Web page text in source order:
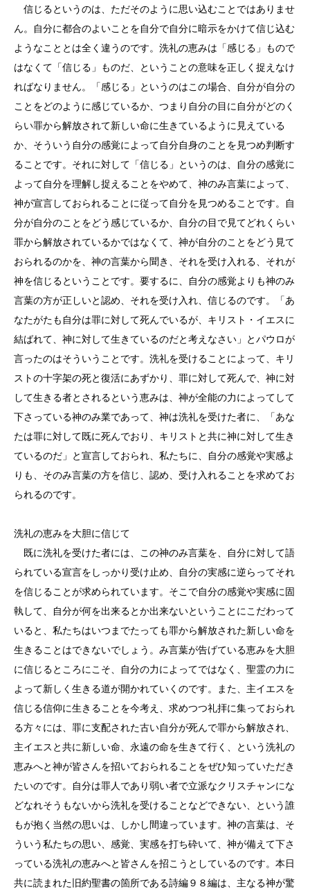
信じるというのは、ただそのように思い込むことではありませ
ん。自分に都合のよいことを自分で自分に暗示をかけて信じ込む
ようなこととは全く違うのです。洗礼の恵みは「感じる」もので
はなくて「信じる」ものだ、ということの意味を正しく捉えなけ
ればなりません。「感じる」というのはこの場合、自分が自分の
ことをどのように感じているか、つまり自分の目に自分がどのく
らい罪から解放されて新しい命に生きているように見えている
か、そういう自分の感覚によって自分自身のことを見つめ判断す
ることです。それに対して「信じる」というのは、自分の感覚に
よって自分を理解し捉えることをやめて、神のみ言葉によって、
神が宣言しておられることに従って自分を見つめることです。自
分が自分のことをどう感じているか、自分の目で見てどれくらい
罪から解放されているかではなくて、神が自分のことをどう見て
おられるのかを、神の言葉から聞き、それを受け入れる、それが
神を信じるということです。要するに、自分の感覚よりも神のみ
言葉の方が正しいと認め、それを受け入れ、信じるのです。「あ
なたがたも自分は罪に対して死んでいるが、キリスト・イエスに
結ばれて、神に対して生きているのだと考えなさい」とパウロが
言ったのはそういうことです。洗礼を受けることによって、キリ
ストの十字架の死と復活にあずかり、罪に対して死んで、神に対
して生きる者とされるという恵みは、神が全能の力によってして
下さっている神のみ業であって、神は洗礼を受けた者に、「あな
たは罪に対して既に死んでおり、キリストと共に神に対して生き
ているのだ」と宣言しておられ、私たちに、自分の感覚や実感よ
りも、そのみ言葉の方を信じ、認め、受け入れることを求めてお
られるのです。
洗礼の恵みを大胆に信じて
既に洗礼を受けた者には、この神のみ言葉を、自分に対して語
られている宣言をしっかり受け止め、自分の実感に逆らってそれ
を信じることが求められています。そこで自分の感覚や実感に固
執して、自分が何を出来るとか出来ないということにこだわって
いると、私たちはいつまでたっても罪から解放された新しい命を
生きることはできないでしょう。み言葉が告げている恵みを大胆
に信じるところにこそ、自分の力によってではなく、聖霊の力に
よって新しく生きる道が開かれていくのです。また、主イエスを
信じる信仰に生きることを今考え、求めつつ礼拝に集っておられ
る方々には、罪に支配された古い自分が死んで罪から解放され、
主イエスと共に新しい命、永遠の命を生きて行く、という洗礼の
恵みへと神が皆さんを招いておられることをぜひ知っていただき
たいのです。自分は罪人であり弱い者で立派なクリスチャンにな
どなれそうもないから洗礼を受けることなどできない、という誰
もが抱く当然の思いは、しかし間違っています。神の言葉は、そ
ういう私たちの思い、感覚、実感を打ち砕いて、神が備えて下さ
っている洗礼の恵みへと皆さんを招こうとしているのです。本日
共に読まれた旧約聖書の箇所である詩編９８編は、主なる神が驚